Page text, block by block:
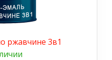
ржавчине 3в1